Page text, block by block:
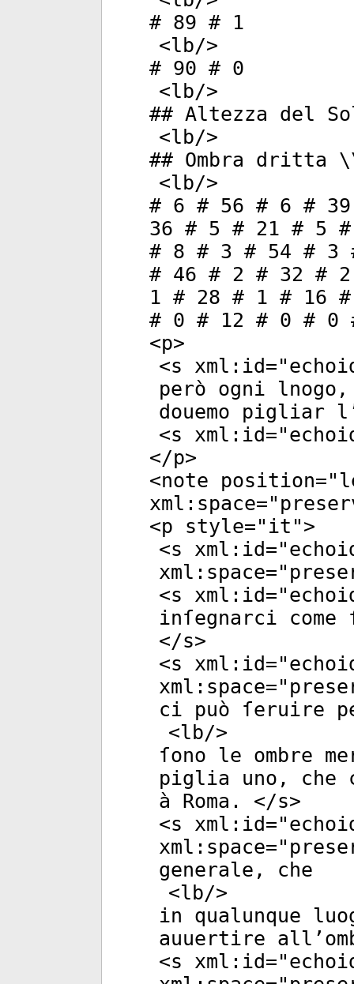
# 89 # 1
<lb/>
# 90 # 0
<lb/>
## Altezza del
<lb/>
## Ombra dritta
<lb/>
# 6 # 56 # 6 #
36 # 5 # 21 # 5
# 8 # 3 # 54 # 3
# 46 # 2 # 32 #
1 # 28 # 1 # 16
# 0 # 12 # 0 # 0
<p>
<s xml:id="
però ogni
douemo pigliar
<s xml:id="
</p>
<note position="
xml:space="
<p style=" it ">
<s xml:id="
xml:space="
<s xml:id="
inſegnarci
</s>
<s xml:id="
xml:space="
ci può ſeruire
<lb/>
ſono le ombre
piglia uno, che
à Roma. </s>
<s xml:id="
xml:space="
generale, che
<lb/>
in qualunque
auuertire
<s xml:id="